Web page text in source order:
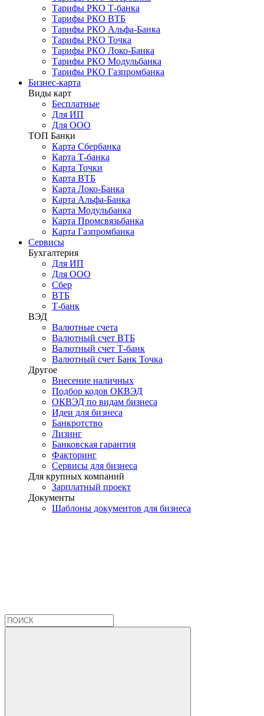
Тарифы РКО Т-банка
Тарифы РКО ВТБ
Тарифы РКО Альфа-Банка
Тарифы РКО Точка
Тарифы РКО Локо-Банка
Тарифы РКО Модульбанка
Тарифы РКО Газпромбанка
Бизнес-карта
Виды карт
Бесплатные
Для ИП
Для ООО
ТОП Банки
Карта Сбербанка
Карта Т-банка
Карта Точки
Карта ВТБ
Карта Локо-Банка
Карта Альфа-Банка
Карта Модульбанка
Карта Промсвязьбанка
Карта Газпромбанка
Сервисы
Бухгалтерия
Для ИП
Для ООО
Сбер
ВТБ
Т-банк
ВЭД
Валютные счета
Валютный счет ВТБ
Валютный счет Т-банк
Валютный счет Банк Точка
Другое
Внесение наличных
Подбор кодов ОКВЭД
ОКВЭД по видам бизнеса
Идеи для бизнеса
Банкротство
Лизинг
Банковская гарантия
Факторинг
Сервисы для бизнеса
Для крупных компаний
Зарплатный проект
Документы
Шаблоны документов для бизнеса